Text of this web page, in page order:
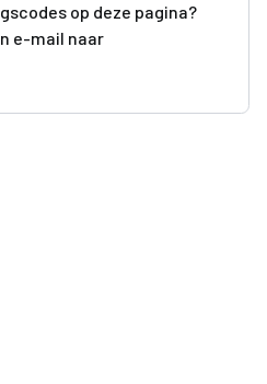
op deze pagina?
e-mail naar